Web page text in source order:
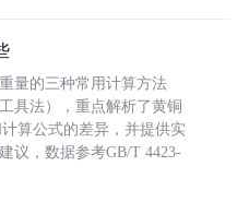
量的三种常用计算方法
具法），重点解析了黄铜
算公式的差异，并提供实
议，数据参考GB/T 4423-